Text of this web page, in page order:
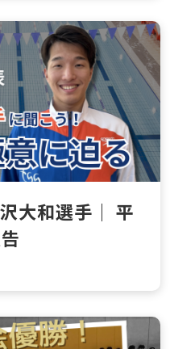
大和選手｜ 平